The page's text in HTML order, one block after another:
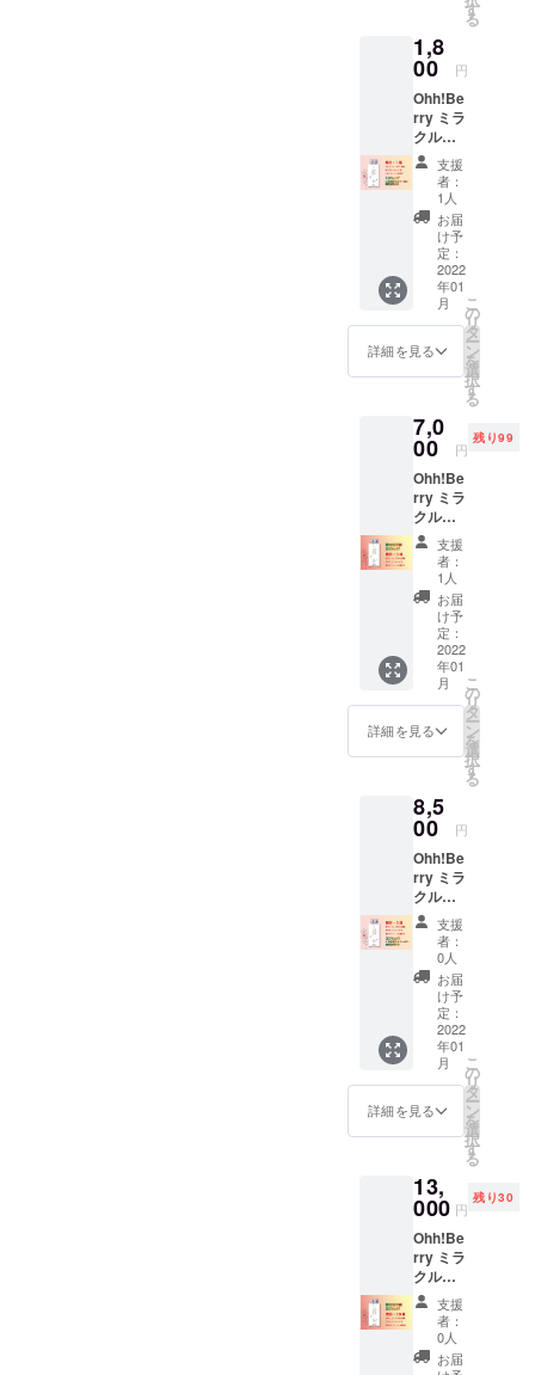
います。生
き物の分布
図の中でも
人間ほど自
由に環境に
適応する生
き物は恐ら
くいないで
しょう。し
かしながら
この適応能
心理は良い
ではないの
です。皆が
行う習慣に
疑問を持た
なくなり
人々は忘れ
ることで同
じ行動を際
限なく繰り
返し行う事
もできま
す。これも
また対応能
力なので
る家庭で
は、食に関
心が全くな
く、子供た
ちは将来に
不健康を貯
蓄します。
ある家庭で
は、食や思
想が身体を
作る事を理
解しその理
念を言葉や
供達に与え
ます。
0 20%
OFF 消
費期限
は到着
よりお
およそ
6ヶ月間
です。
す
る
1,8
00 円
Ohh!Be
rry ミラ
クルフ
ルーツ
タブ
レット
1箱・合
計10タ
ブレッ
トを送
料無料
でお届
けしま
す。
¥1800+
送料
0 18%
OFF 消
費期限
は到着
よりお
およそ
6ヶ月間
です。
支援
者：
1人
お届
け予
定：
2022
年01
月
詳細を見る
こ
の
リ
タ
ー
ン
を
選
択
す
る
7,0
00 円
残り99
Ohh!Be
rry ミラ
クルフ
ルーツ
タブ
レット
5箱・合
計50タ
ブレッ
トを送
料無料
でお届
けしま
す。
¥9,000
+ 送料
¥7,000
１箱あ
たり
¥1,800
→
¥1,400
30%
OFF 消
費期限
は到着
よりお
およそ
6ヶ月間
です。
支援
者：
1人
お届
け予
定：
2022
年01
月
詳細を見る
こ
の
リ
タ
ー
ン
を
選
択
す
る
8,5
00 円
Ohh!Be
rry ミラ
クルフ
ルーツ
タブ
レット
5箱・合
計50タ
ブレッ
トを送
料無料
でお届
けしま
す。
¥9000 +
送料 →
20%
OFF 消
費期限
は到着
よりお
およそ
6ヶ月間
です。
支援
者：
0人
お届
け予
定：
2022
年01
月
詳細を見る
こ
の
リ
タ
ー
ン
を
選
択
す
る
13,
000 円
残り30
Ohh!Be
rry ミラ
クルフ
ルーツ
タブ
レット
10箱・
支援
者：
0人
お届